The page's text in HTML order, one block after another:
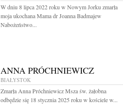
W dniu 8 lipca 2022 roku w Nowym Jorku zmarła
moja ukochana Mama dr Joanna Badmajew
Nabożeństwo...
ANNA PRÓCHNIEWICZ
BIAŁYSTOK
Zmarła Anna Próchniewicz Msza św. żałobna
odbędzie się 18 stycznia 2025 roku w kościele w...